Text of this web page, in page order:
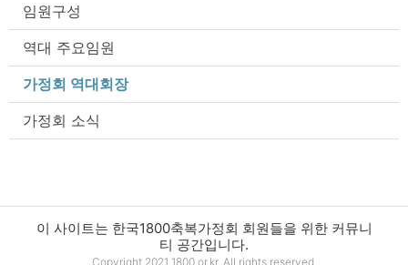
임원구성
역대 주요임원
가정회 역대회장
가정회 소식
이 사이트는 한국1800축복가정회 회원들을 위한 커뮤니
티 공간입니다.
Copyright 2021 1800.or.kr. All rights reserved.